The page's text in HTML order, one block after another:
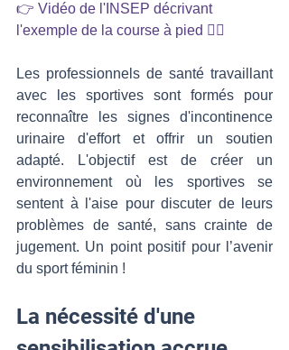
👉 Vidéo de l'INSEP décrivant
l'exemple de la course à pied 🏃‍♀️
Les professionnels de santé travaillant
avec les sportives sont formés pour
reconnaître les signes d'incontinence
urinaire d'effort et offrir un soutien
adapté. L'objectif est de créer un
environnement où les sportives se
sentent à l'aise pour discuter de leurs
problèmes de santé, sans crainte de
jugement. Un point positif pour l’avenir
du sport féminin !
La nécessité d'une